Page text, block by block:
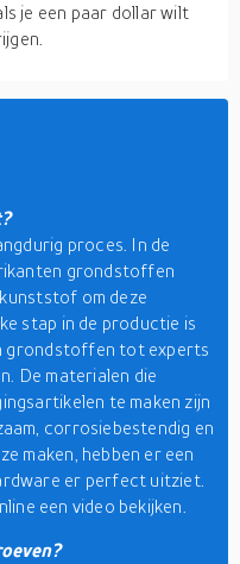
je een paar dollar wilt
proces. In de
grondstoffen
om deze
stap in de productie is
grondstoffen tot experts
De materialen die
te maken zijn
corrosiebestendig en
maken, hebben er een
er perfect uitziet.
een video bekijken.